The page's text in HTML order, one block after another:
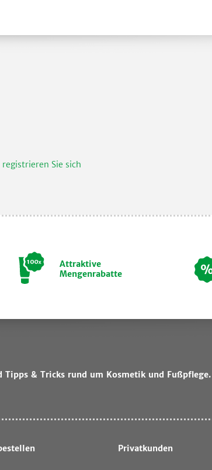
registrieren Sie sich
Attraktive
Mengenrabatte
& Tricks rund um Kosmetik und Fußpflege.
Privatkunden